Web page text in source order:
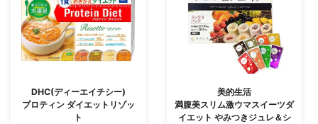
DHC(ディーエイチシー)
プロティン ダイエットリゾッ
ト
美的生活
満腹美スリム激ウマスイーツダ
イエット やみつきジュレ＆シ